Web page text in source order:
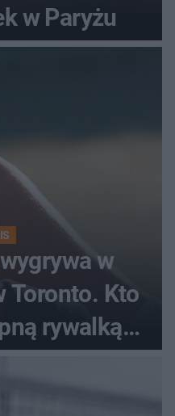
w Paryżu
w
Toronto. Kto
rywalką